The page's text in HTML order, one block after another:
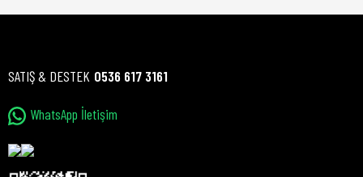
SATIŞ & DESTEK 0536 617 3161
WhatsApp İletişim